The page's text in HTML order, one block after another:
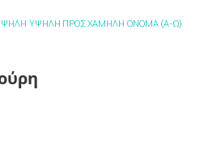
ΥΨΗΛΗ ΠΡΟΣ ΧΑΜΗΛΗ ΟΝΟΜΑ (Α-Ω)